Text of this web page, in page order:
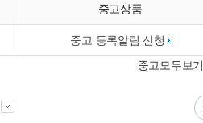
중고상품
중고 등록알림 신청
중고모두보기